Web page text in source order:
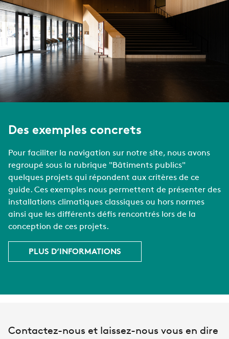
Des exemples concrets
Pour faciliter la navigation sur notre site, nous avons
regroupé sous la rubrique "Bâtiments publics"
quelques projets qui répondent aux critères de ce
guide. Ces exemples nous permettent de présenter des
installations climatiques classiques ou hors normes
ainsi que les différents défis rencontrés lors de la
conception de ces projets.
PLUS D’INFORMATIONS
Contactez-nous et laissez-nous vous en dire